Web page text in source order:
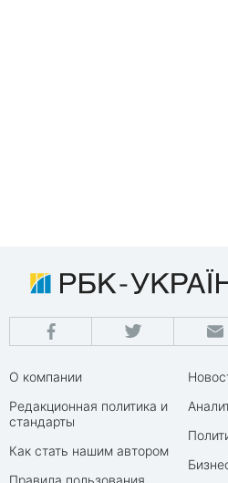
О компании
Редакционная политика и
стандарты
Как стать нашим автором
Правила пользования